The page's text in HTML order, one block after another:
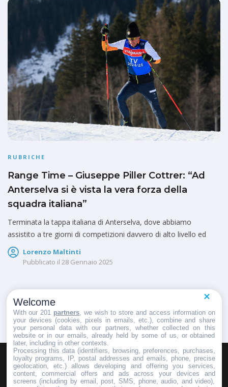
RUBRICHE
Range Time – Giuseppe Piller Cottrer: “Ad
Anterselva si è vista la vera forza della
squadra italiana”
Terminata la tappa italiana di Anterselva, dove abbiamo
assistito a tre giorni di competizioni davvero di alto livello ed
Lorenzo Maltinti
Pubblicato il 28 Gennaio 2025
HOMEPAGEREDAZIONEINVIA UN COMUNICATO STAMPA
PUBBLICITÀSCRIVI AL DIRETTORE
Welcome
With our 201 partners , we wish to store and access information on
your devices (cookies, pixels in emails, etc.), combine and share
your personal data with our partners, whether collected on this
website or in our emails, already held by some of us, or obtained
later, including in other contexts.
Processing this data (identifiers, browsing, preferences, purchases,
loyalty programs, IP, postal addresses and emails, phone, precise
geolocation, etc.) allows developing and offering you services,
content, commercial offers and ads across your devices and
screens (including by email, post, SMS, phone, audio, and video),